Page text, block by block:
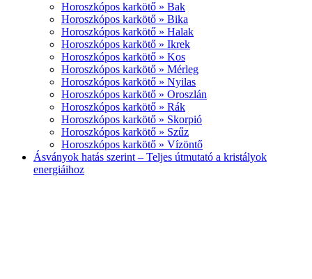
Horoszkópos karkötő » Bak
Horoszkópos karkötő » Bika
Horoszkópos karkötő » Halak
Horoszkópos karkötő » Ikrek
Horoszkópos karkötő » Kos
Horoszkópos karkötő » Mérleg
Horoszkópos karkötő » Nyilas
Horoszkópos karkötő » Oroszlán
Horoszkópos karkötő » Rák
Horoszkópos karkötő » Skorpió
Horoszkópos karkötő » Szűz
Horoszkópos karkötő » Vízöntő
Ásványok hatás szerint – Teljes útmutató a kristályok
energiáihoz